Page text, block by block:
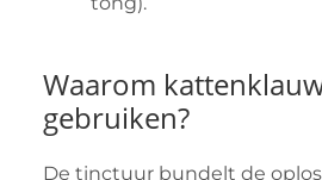
Waarom
gebruiken?
De tinctuur bundelt de